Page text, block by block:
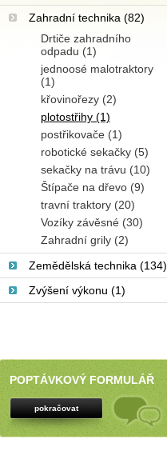
Zahradní technika (82)
Drtiče zahradního
odpadu (1)
jednoosé malotraktory
(1)
křovinořezy (2)
plotostřihy (1)
postřikovače (1)
robotické sekačky (5)
sekačky na trávu (10)
Štípače na dřevo (9)
travní traktory (20)
Vozíky závěsné (30)
Zahradní grily (2)
Zemědělská technika (134)
Zvýšení výkonu (1)
POPTÁVKOVÝ FORMULÁŘ
pokračovat